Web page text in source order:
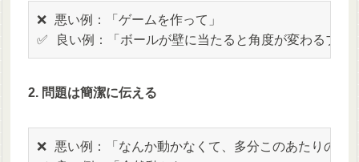
❌ 悪い例：「ゲームを作って」
✅ 良い例：「ボールが壁に当たると角度が変わるブロ
2. 問題は簡潔に伝える
❌ 悪い例：「なんか動かなくて、多分このあたりの